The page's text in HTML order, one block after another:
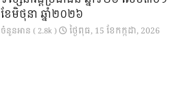
ខែមិថុនា ឆ្នាំ២០២៦
ចំនួនអាន ( 2.8k ) ថ្ងៃ​ពុធ, 15 ខែ​កក្កដា, 2026